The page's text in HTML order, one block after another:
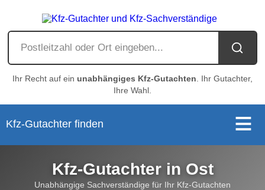
Ihr Recht auf ein unabhängiges Kfz-Gutachten . Ihr Gutachter,
Ihre Wahl.
Kfz-Gutachter finden
Kfz-Gutachter in Ost
Unabhängige Sachverständige für Ihr Kfz-Gutachten